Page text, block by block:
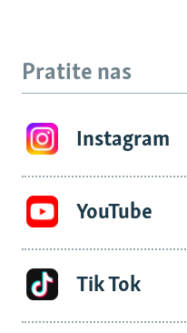
Pratite nas
Instagram
YouTube
Tik Tok